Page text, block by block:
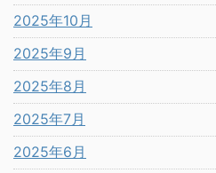
2025年10月
2025年9月
2025年8月
2025年7月
2025年6月